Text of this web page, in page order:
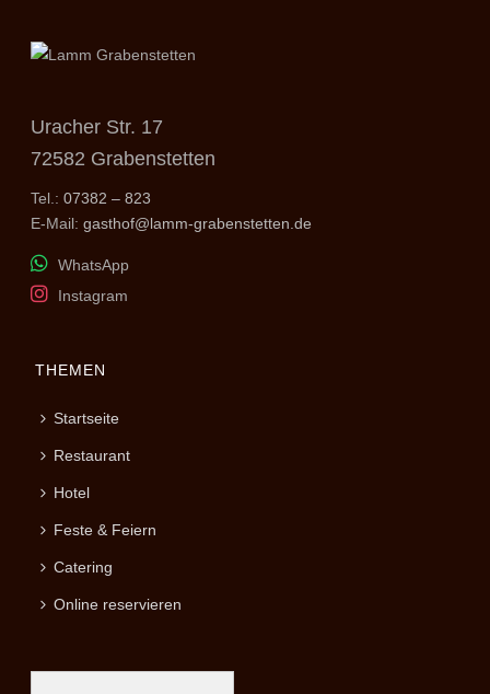
Uracher Str. 17
72582 Grabenstetten
Tel.:07382 – 823
E-Mail:gasthof@lamm-grabenstetten.de
WhatsApp
Instagram
THEMEN
Startseite
Restaurant
Hotel
Feste & Feiern
Catering
Online reservieren